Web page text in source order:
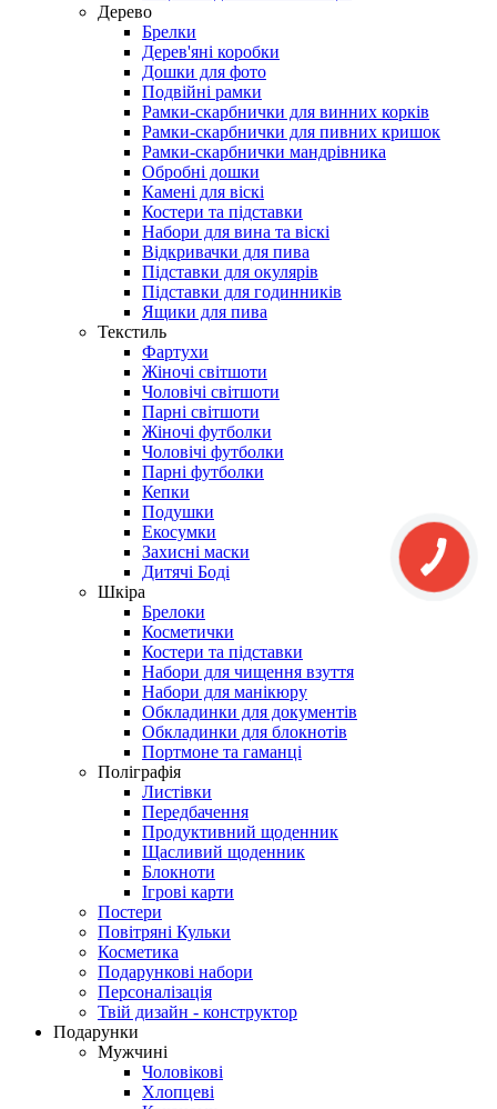
Дерево
Брелки
Дерев'яні коробки
Дошки для фото
Подвійні рамки
Рамки-скарбнички для винних корків
Рамки-скарбнички для пивних кришок
Рамки-скарбнички мандрівника
Обробні дошки
Камені для віскі
Костери та підставки
Набори для вина та віскі
Відкривачки для пива
Підставки для окулярів
Підставки для годинників
Ящики для пива
Текстиль
Фартухи
Жіночі світшоти
Чоловічі світшоти
Парні світшоти
Жіночі футболки
Чоловічі футболки
Парні футболки
Кепки
Подушки
Екосумки
Захисні маски
Дитячі Боді
Шкіра
Брелоки
Косметички
Костери та підставки
Набори для чищення взуття
Набори для манікюру
Обкладинки для документів
Обкладинки для блокнотів
Портмоне та гаманці
Поліграфія
Листівки
Передбачення
Продуктивний щоденник
Щасливий щоденник
Блокноти
Ігрові карти
Постери
Повітряні Кульки
Косметика
Подарункові набори
Персоналізація
Твій дизайн - конструктор
Подарунки
Мужчині
Чоловікові
Хлопцеві